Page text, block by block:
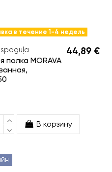
в течение 1-4 недель
spoguļa
полка MORAVA
44,89 €
В корзину